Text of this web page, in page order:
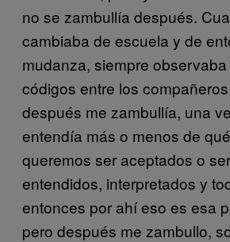
no se zambullía después.
cambiaba de escuela y de
mudanza, siempre
códigos entre los
después me zambullía, una
entendía más o menos de
queremos ser aceptados o
entendidos, interpretados y
entonces por ahí eso es esa
pero después me zambullo,